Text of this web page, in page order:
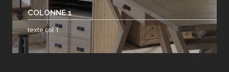
COLONNE 1
texte col 1